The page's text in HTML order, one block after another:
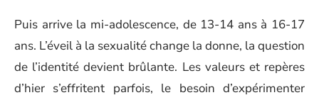
Puis arrive la mi-adolescence, de 13-14 ans à 16-17
ans. L’éveil à la sexualité change la donne, la question
de l’identité devient brûlante. Les valeurs et repères
d’hier s’effritent parfois, le besoin d’expérimenter